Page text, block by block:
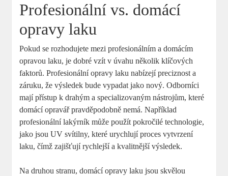
Profesionální vs. domácí
opravy laku
Pokud se rozhodujete mezi profesionálním a domácím
opravou laku, je dobré vzít v úvahu několik klíčových
faktorů. Profesionální opravy laku nabízejí preciznost a
záruku, že výsledek bude vypadat jako nový. Odborníci
mají přístup k drahým a specializovaným nástrojům, které
domácí opravář pravděpodobně nemá. Například
profesionální lakýrník může použít pokročilé technologie,
jako jsou UV svítilny, které urychlují proces vytvrzení
laku, čímž zajišťují rychlejší a kvalitnější výsledek.
Na druhou stranu, domácí opravy laku jsou skvělou